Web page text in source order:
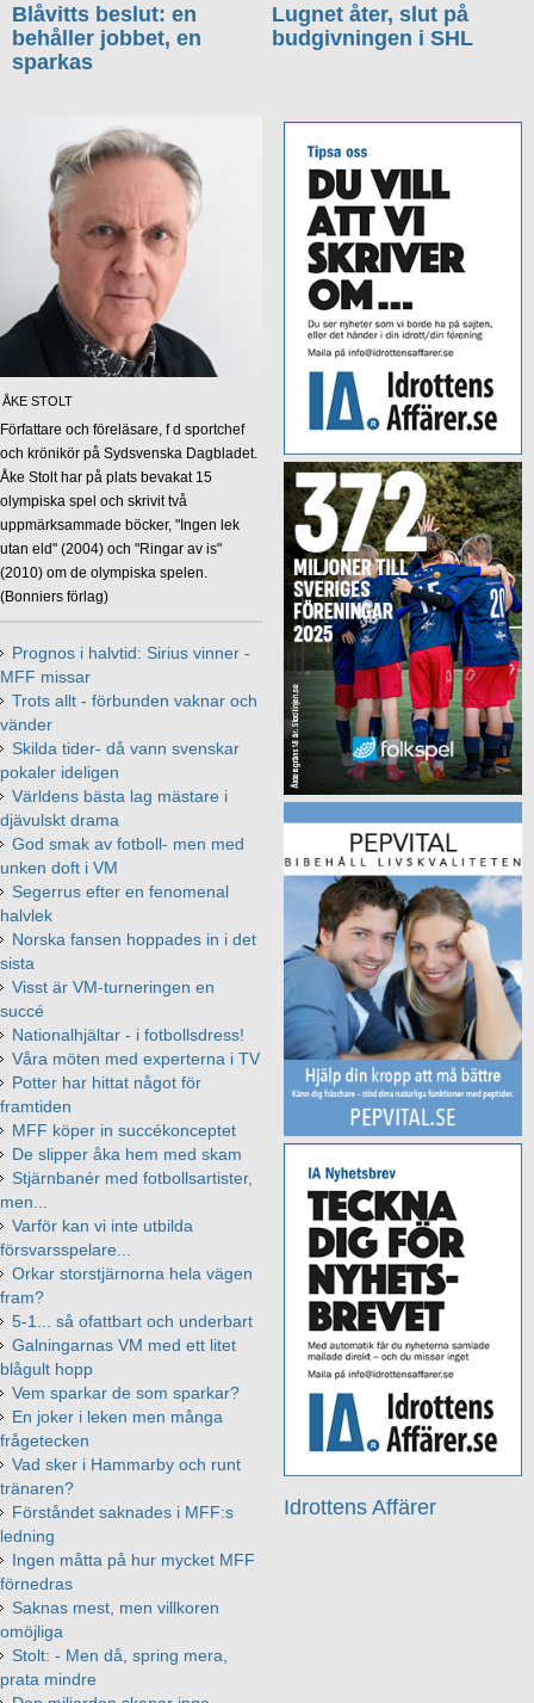
Blåvitts beslut: en
behåller jobbet, en
sparkas
Lugnet åter, slut på
budgivningen i SHL
Idrottens Affärer
ÅKE STOLT
Författare och föreläsare, f d sportchef
och krönikör på Sydsvenska Dagbladet.
Åke Stolt har på plats bevakat 15
olympiska spel och skrivit två
uppmärksammade böcker, "Ingen lek
utan eld" (2004) och "Ringar av is"
(2010) om de olympiska spelen.
(Bonniers förlag)
Prognos i halvtid: Sirius vinner -
MFF missar
Trots allt - förbunden vaknar och
vänder
Skilda tider- då vann svenskar
pokaler ideligen
Världens bästa lag mästare i
djävulskt drama
God smak av fotboll- men med
unken doft i VM
Segerrus efter en fenomenal
halvlek
Norska fansen hoppades in i det
sista
Visst är VM-turneringen en
succé
Nationalhjältar - i fotbollsdress!
Våra möten med experterna i TV
Potter har hittat något för
framtiden
MFF köper in succékonceptet
De slipper åka hem med skam
Stjärnbanér med fotbollsartister,
men...
Varför kan vi inte utbilda
försvarsspelare...
Orkar storstjärnorna hela vägen
fram?
5-1... så ofattbart och underbart
Galningarnas VM med ett litet
blågult hopp
Vem sparkar de som sparkar?
En joker i leken men många
frågetecken
Vad sker i Hammarby och runt
tränaren?
Förståndet saknades i MFF:s
ledning
Ingen måtta på hur mycket MFF
förnedras
Saknas mest, men villkoren
omöjliga
Stolt: - Men då, spring mera,
prata mindre